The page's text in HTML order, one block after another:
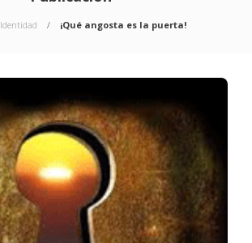
Identidad ¡Qué angosta es la puerta!